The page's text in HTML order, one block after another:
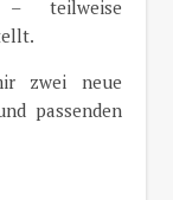
teilweise
zwei neue
passenden